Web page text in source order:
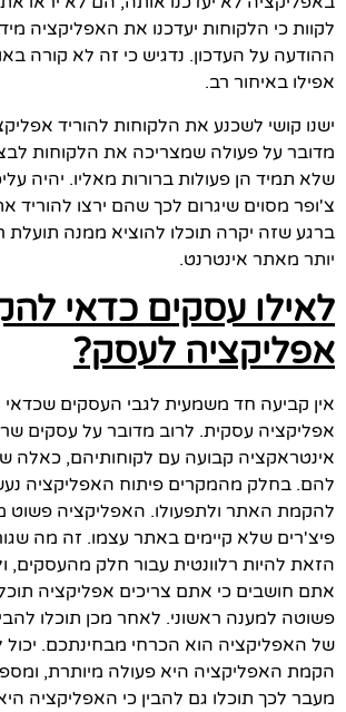
לקוות כי הלקוחות יעדכנו את האפליקציה
ההודעה על העדכון. נדגיש כי זה לא קורה
אפילו באיחור רב.
ישנו קושי לשכנע את הלקוחות להוריד
מדובר על פעולה שמצריכה את הלקוחות
שלא תמיד הן פעולות ברורות מאליו. יהיה
צ'ופר מסוים שיגרום לכך שהם ירצו להוריד
ברגע שזה יקרה תוכלו להוציא ממנה תועלת
יותר מאתר אינטרנט.
לאילו עסקים כדאי
אפליקציה לעסק?
אין קביעה חד משמעית לגבי העסקים
אפליקציה עסקית. לרוב מדובר על עסקים
אינטראקציה קבועה עם לקוחותיהם, כאלה
להם. בחלק מהמקרים פיתוח האפליקציה
להקמת האתר ולתפעולו. האפליקציה פשוט
פיצ'רים שלא קיימים באתר עצמו. זה מה
הזאת להיות רלוונטית עבור חלק מהעסקים,
אתם חושבים כי אתם צריכים אפליקציה
פשוטה למענה ראשוני. לאחר מכן תוכלו
של האפליקציה הוא הכרחי מבחינתכם. יכול
הקמת האפליקציה היא פעולה מיותרת,
מעבר לכך תוכלו גם להבין כי האפליקציה